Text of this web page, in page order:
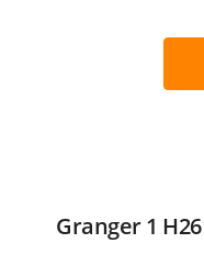
Granger 1